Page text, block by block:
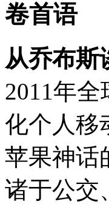
卷首语
从乔布斯
2011年
化个人移
苹果神话
诸于公